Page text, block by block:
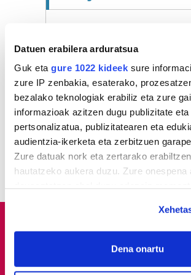
Datuen erabilera arduratsua
Guk eta gure 1022 kideek sure
zure IP zenbakia, esaterako,
bezalako teknologiak erabiliz eta zure
informazioak azitzen dugu publizitate eta
pertsonalizatua, publizitatearen eta
audientzia-ikerketa eta zerbitzuen
Zure datuak nork eta zertarako
hautatzeko aukera duzu. Zure onespena
If you allow, we would also like to:
Collect information about your
Dena onartu
2
Ernai gazte
faxismoaren aurkako
mobilizazioa deitu du
3
Pertsona bat atxilotu
osasun publikoaren
aurkako delitua egotzita